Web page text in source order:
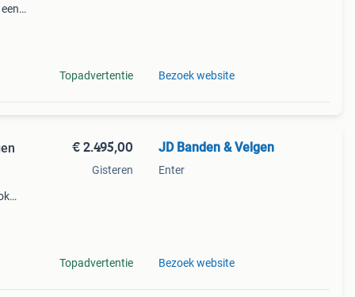
Topadvertentie Bezoek website
€ 2.495,00
Gisteren
Topadvertentie
JD Banden & Velgen
Enter
Bezoek website